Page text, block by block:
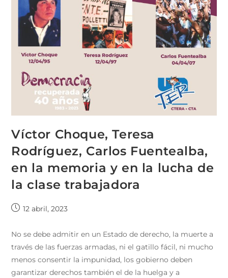
Víctor Choque, Teresa
Rodríguez, Carlos Fuentealba,
en la memoria y en la lucha de
la clase trabajadora
12 abril, 2023
No se debe admitir en un Estado de derecho, la muerte a
través de las fuerzas armadas, ni el gatillo fácil, ni mucho
menos consentir la impunidad, los gobierno deben
garantizar derechos también el de la huelga y a